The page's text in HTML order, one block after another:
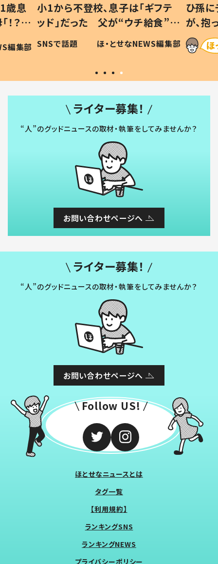
歳息
？」
編集部
小1から不登校、息子は「ギフテ
ッド」だった 父が“ウチ給食”を
作り続ける理由とは #令和の親
#令和の子
SNSで話題 ほ・とせなNEWS編集部
ひ孫
が、
「涙が
い」
ライター募集！
“人”のグッドニュースの取材・執筆をしてみませんか？
お問い合わせページへ
ライター募集！
“人”のグッドニュースの取材・執筆をしてみませんか？
お問い合わせページへ
Follow US!
ほとせなニュースとは
タグ一覧
【利用規約】
ランキングSNS
ランキングNEWS
プライバシーポリシー